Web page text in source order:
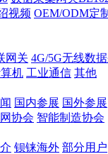
视频 OEM/ODM定
网关 4G/5G无线数
机 工业通信 其他
国内参展 国外参展
协会 智能制造协会
钡铼海外 部分用户